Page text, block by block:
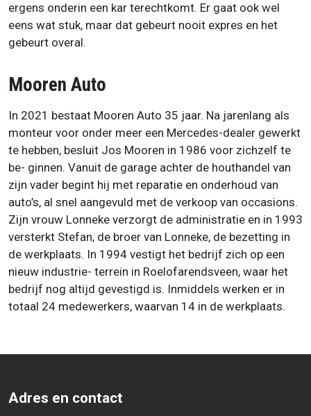
ergens onderin een kar terechtkomt. Er gaat ook wel
eens wat stuk, maar dat gebeurt nooit expres en het
gebeurt overal.
Mooren Auto
In 2021 bestaat Mooren Auto 35 jaar. Na jarenlang als
monteur voor onder meer een Mercedes-dealer gewerkt
te hebben, besluit Jos Mooren in 1986 voor zichzelf te
be- ginnen. Vanuit de garage achter de houthandel van
zijn vader begint hij met reparatie en onderhoud van
auto’s, al snel aangevuld met de verkoop van occasions.
Zijn vrouw Lonneke verzorgt de administratie en in 1993
versterkt Stefan, de broer van Lonneke, de bezetting in
de werkplaats. In 1994 vestigt het bedrijf zich op een
nieuw industrie- terrein in Roelofarendsveen, waar het
bedrijf nog altijd gevestigd is. Inmiddels werken er in
totaal 24 medewerkers, waarvan 14 in de werkplaats.
Adres en contact